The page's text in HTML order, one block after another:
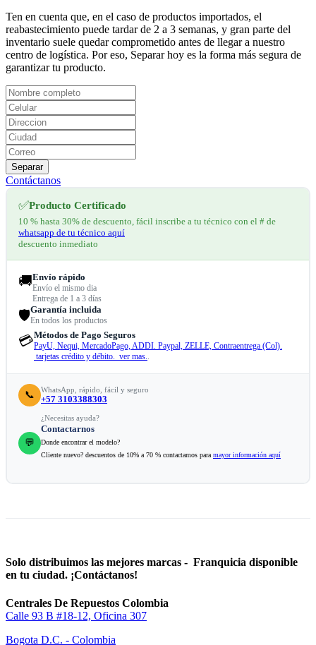
Ten en cuenta que, en el caso de productos importados, el
reabastecimiento puede tardar de 2 a 3 semanas, y gran parte del
inventario suele quedar comprometido antes de llegar a nuestro
centro de logística. Por eso, Separar hoy es la forma más segura de
garantizar tu producto.
Separar
Contáctanos
✅Producto Certificado
10 % hasta 30% de descuento, fácil inscribe a tu técnico con el # de
whatsapp de tu técnico aquí
descuento inmediato
🚚Envío rápido
Envío el mismo dia
Entrega de 1 a 3 días
🛡️Garantía incluida
En todos los productos
💳Métodos de Pago Seguros
PayU, Nequi, MercadoPago, ADDI. Paypal, ZELLE, Contraentrega (Col).
tarjetas crédito y débito. ver mas..
📞 WhatsApp, rápido, fácil y seguro
+57 3103388303
💬
¿Necesitas ayuda?
Contactarnos
Donde encontrar el modelo?
Cliente nuevo? descuentos de 10% a 70 % contactamos para mayor información aquí
Solo distribuimos las mejores marcas - Franquicia disponible
en tu ciudad. ¡Contáctanos!
Centrales De Repuestos Colombia
Calle 93 B #18-12, Oficina 307
Bogota D.C. - Colombia